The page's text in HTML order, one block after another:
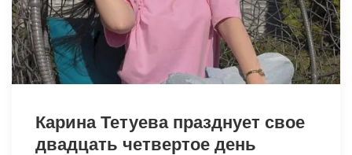
Карина Тетуева празднует свое
двадцать четвертое день